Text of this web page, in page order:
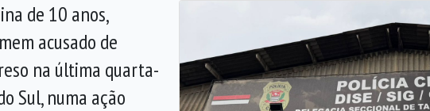
de 10 anos,
acusado de
na última quarta-
Sul, numa ação